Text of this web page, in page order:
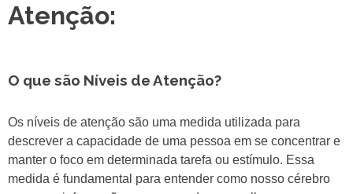
Atenção:
O que são Níveis de Atenção?
Os níveis de atenção são uma medida utilizada para
descrever a capacidade de uma pessoa em se concentrar e
manter o foco em determinada tarefa ou estímulo. Essa
medida é fundamental para entender como nosso cérebro